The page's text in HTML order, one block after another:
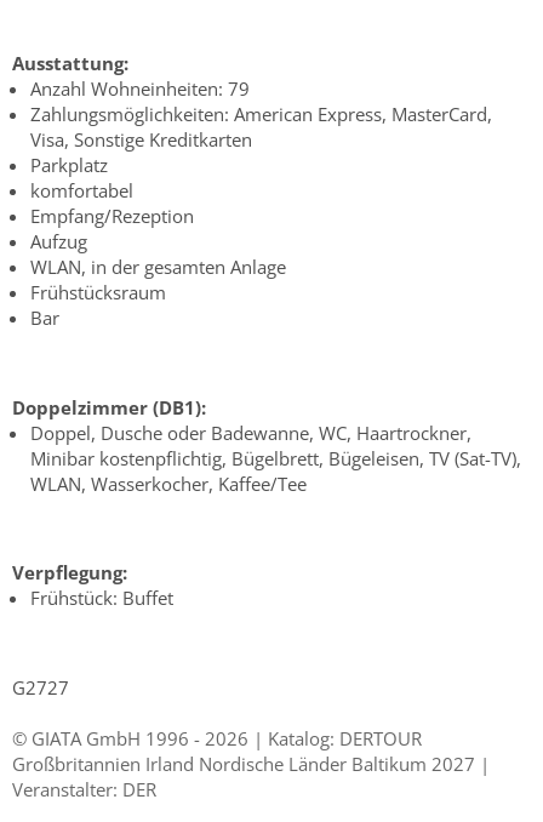
Ausstattung:
Anzahl Wohneinheiten: 79
Zahlungsmöglichkeiten: American Express, MasterCard,
Visa, Sonstige Kreditkarten
Parkplatz
komfortabel
Empfang/Rezeption
Aufzug
WLAN, in der gesamten Anlage
Frühstücksraum
Bar
Doppelzimmer (DB1):
Doppel, Dusche oder Badewanne, WC, Haartrockner,
Minibar kostenpflichtig, Bügelbrett, Bügeleisen, TV (Sat-TV),
WLAN, Wasserkocher, Kaffee/Tee
Verpflegung:
Frühstück: Buffet
G2727
© GIATA GmbH 1996 - 2026 | Katalog: DERTOUR
Großbritannien Irland Nordische Länder Baltikum 2027 |
Veranstalter: DER